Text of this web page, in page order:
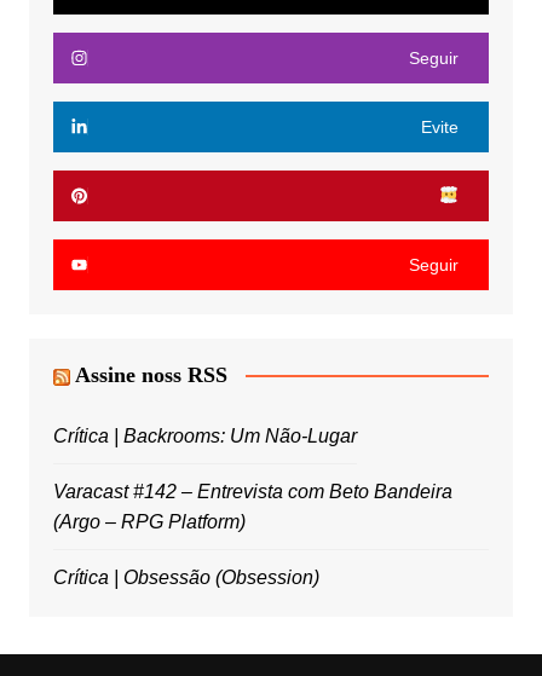
Seguir
Evite
Seguir
Assine noss RSS
Crítica | Backrooms: Um Não-Lugar
Varacast #142 – Entrevista com Beto Bandeira
(Argo – RPG Platform)
Crítica | Obsessão (Obsession)